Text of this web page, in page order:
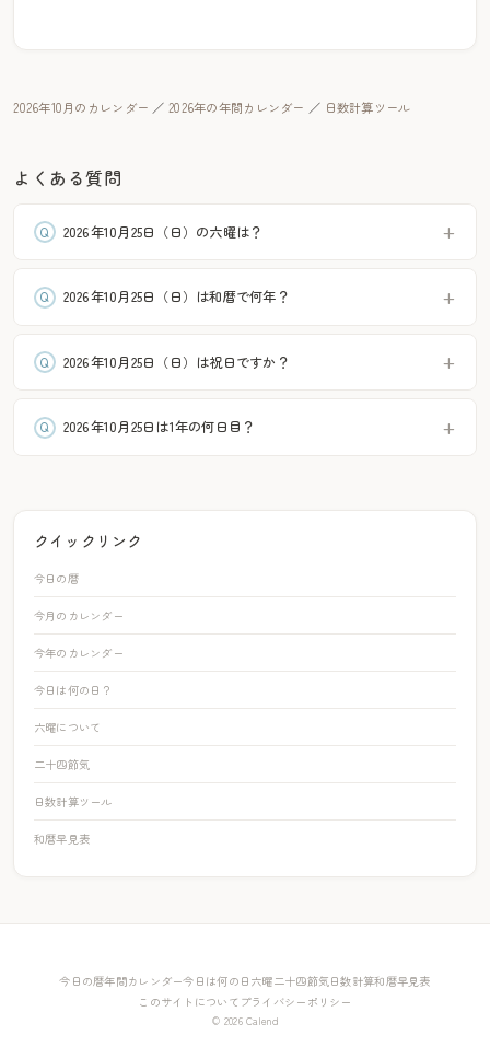
2026年10月のカレンダー ／ 2026年の年間カレンダー ／ 日数計算ツール
よくある質問
2026年10月25日（日）の六曜は？
2026年10月25日（日）は和暦で何年？
2026年10月25日（日）は祝日ですか？
2026年10月25日は1年の何日目？
クイックリンク
今日の暦
今月のカレンダー
今年のカレンダー
今日は何の日？
六曜について
二十四節気
日数計算ツール
和暦早見表
今日の暦年間カレンダー今日は何の日 六曜二十四節気 日数計算和暦早見表
このサイトについて プライバシーポリシー
© 2026 Calend